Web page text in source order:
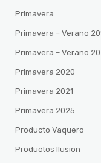
Primavera
Primavera – Verano
Primavera – Verano
Primavera 2020
Primavera 2021
Primavera 2025
Producto Vaquero
Productos Ilusion